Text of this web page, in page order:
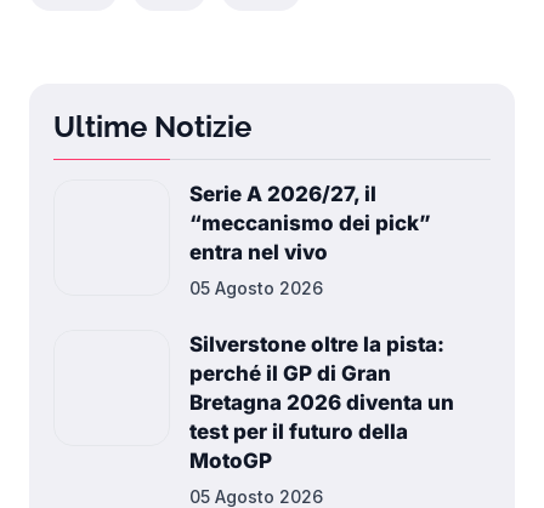
Ultime Notizie
Serie A 2026/27, il
“meccanismo dei pick”
entra nel vivo
05 Agosto 2026
Silverstone oltre la pista:
perché il GP di Gran
Bretagna 2026 diventa un
test per il futuro della
MotoGP
05 Agosto 2026